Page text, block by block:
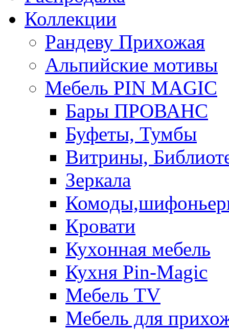
Коллекции
Рандеву Прихожая
Альпийские мотивы
Мебель PIN MAGIС
Бары ПРОВАНС
Буфеты, Тумбы
Витрины,
Зеркала
Кровати
Кухонная мебель
Кухня Pin-Magic
Мебель TV
Мебель для